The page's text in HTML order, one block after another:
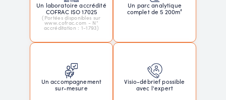
Un laboratoire accrédité
COFRAC ISO 17025
(Portées disponibles sur
www.cofrac.com - N°
accréditation : 1-1793)
Un parc analytique
complet de 5 200m²
Un accompagnement
sur-mesure
Visio-débrief possible
avec l'expert